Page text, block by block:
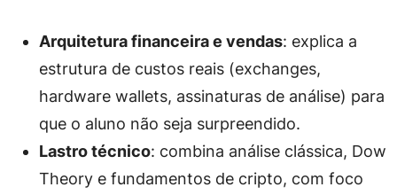
Arquitetura financeira e vendas: explica a
estrutura de custos reais (exchanges,
hardware wallets, assinaturas de análise) para
que o aluno não seja surpreendido.
Lastro técnico: combina análise clássica, Dow
Theory e fundamentos de cripto, com foco